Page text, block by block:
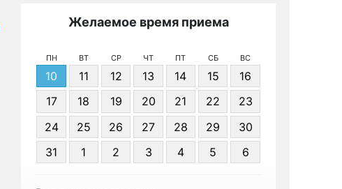
Желаемое время приема
ПН ВТ СР ЧТ ПТ СБ ВС
10 11 12 13 14 15
16
17
18 19 20 21 22
23
24
25 26 27 28 29
30
31
1 2 3 4 5 6